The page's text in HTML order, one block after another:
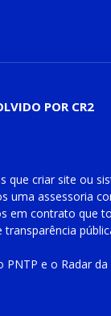
POR CR2
que criar site ou
uma assessoria
em contrato que
transparência
PNTP e o Radar